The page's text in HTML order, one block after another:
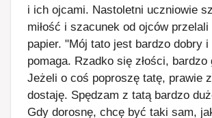
i ich ojcami. Nastoletni uczniowie
miłość i szacunek od ojców
papier. "Mój tato jest bardzo dobry
pomaga. Rzadko się złości, bardzo
Jeżeli o coś poproszę tatę, prawie
dostaję. Spędzam z tatą bardzo
Gdy dorosnę, chcę być taki sam,